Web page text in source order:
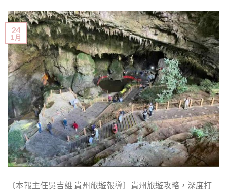
24
1 月
〔本報主任吳吉雄 貴州旅遊報導〕貴州旅遊攻略，深度打